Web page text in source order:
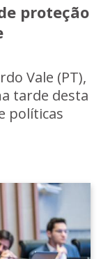
proteção
Vale (PT),
tarde desta
políticas